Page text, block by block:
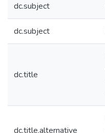
dc.subject
dc.subject
dc.title
dc.title.alternative